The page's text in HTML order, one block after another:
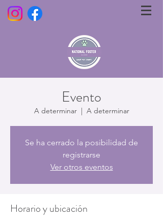
Evento
A determinar
  |
A determinar
Se ha cerrado la posibilidad de
registrarse
Ver otros eventos
Horario y ubicación